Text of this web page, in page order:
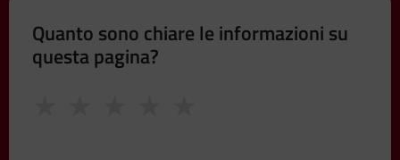
Quanto sono chiare le informazioni su
questa pagina?